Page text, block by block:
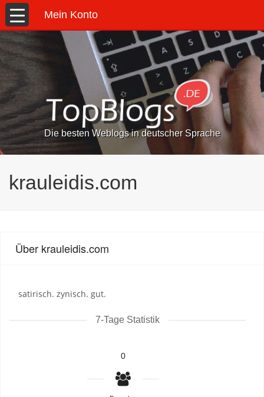
Mein Konto
Die besten Weblogs in deutscher Sprache
krauleidis.com
Über krauleidis.com
satirisch. zynisch. gut.
7-Tage Statistik
0